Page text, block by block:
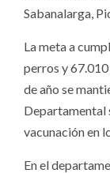
Sabanalarga,
La meta a
perros y
de año se
Departamental
vacunación en
En el